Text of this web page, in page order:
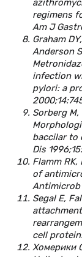
regimens
Am J
Graham
Anderson
infection
pylori: a
Sorberg M,
baccilar to
Dis
Flamm
of
Antimicrob
Segal E,
cell
Хомерики